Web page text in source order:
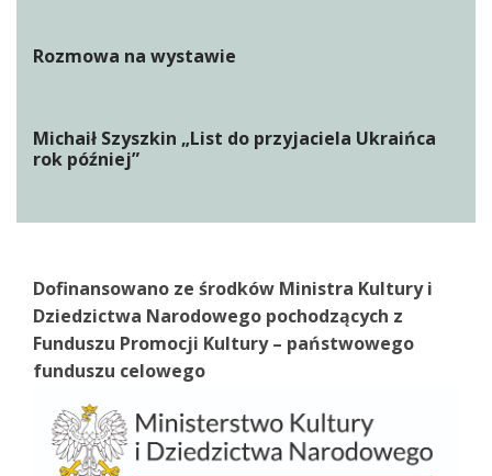
Rozmowa na wystawie
Michaił Szyszkin „List do przyjaciela Ukraińca
rok później”
Dofinansowano ze środków Ministra Kultury i
Dziedzictwa Narodowego pochodzących z
Funduszu Promocji Kultury – państwowego
funduszu celowego